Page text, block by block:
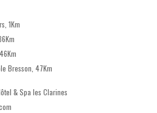
1Km
Bresson, 47Km
& Spa les Clarines